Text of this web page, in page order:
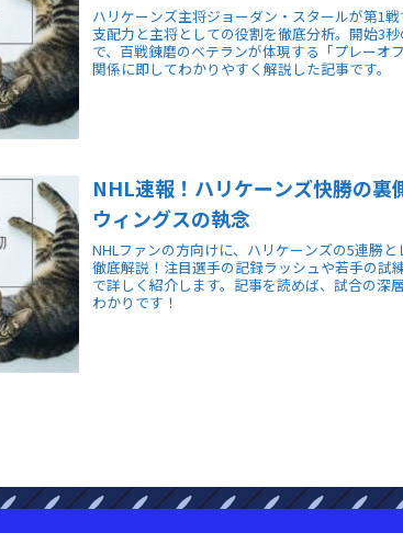
ハリケーンズ主将ジョーダン・スタールが第1
支配力と主将としての役割を徹底分析。開始3
で、百戦錬磨のベテランが体現する「プレーオ
関係に即してわかりやすく解説した記事です。
NHL速報！ハリケーンズ快勝の裏
ウィングスの執念
NHLファンの方向けに、ハリケーンズの5連勝
徹底解説！注目選手の記録ラッシュや若手の試
で詳しく紹介します。記事を読めば、試合の深
わかりです！